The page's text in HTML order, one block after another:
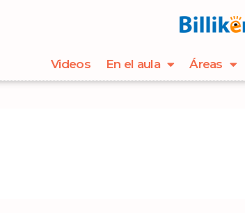
Videos En el aula Áreas